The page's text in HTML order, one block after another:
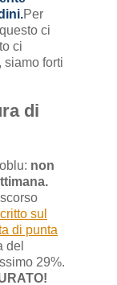
Per
ci
ci
siamo forti
di
non
sul
di punta
del
29%.